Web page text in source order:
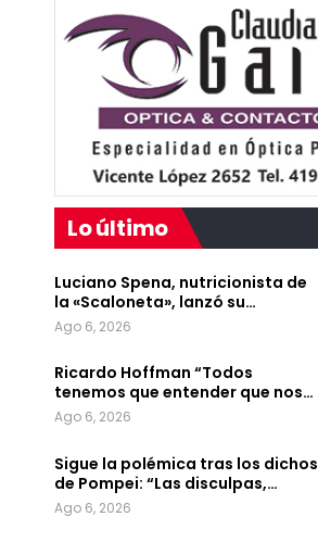
Lo último
Luciano Spena, nutricionista de
la «Scaloneta», lanzó su…
Ago 6, 2026
Ricardo Hoffman “Todos
tenemos que entender que nos…
Ago 6, 2026
Sigue la polémica tras los dichos
de Pompei: “Las disculpas,…
Ago 6, 2026